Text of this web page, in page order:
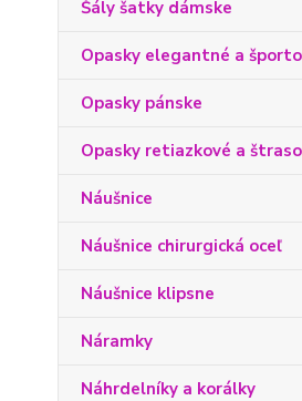
Šály šatky dámske
Opasky elegantné a
Opasky pánske
Opasky retiazkové a
Náušnice
Náušnice chirurgická oceľ
Náušnice klipsne
Náramky
Náhrdelníky a korálky